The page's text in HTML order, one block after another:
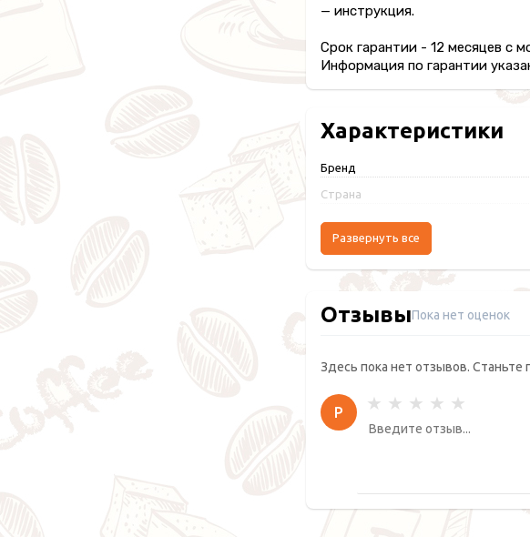
— инструкция.
Срок гарантии - 12 месяцев с
Информация по гарантии
Характеристики
Бренд
Страна
Развернуть все
ОтзывыПока нет оценок
Здесь пока нет отзывов. Станьте
Р